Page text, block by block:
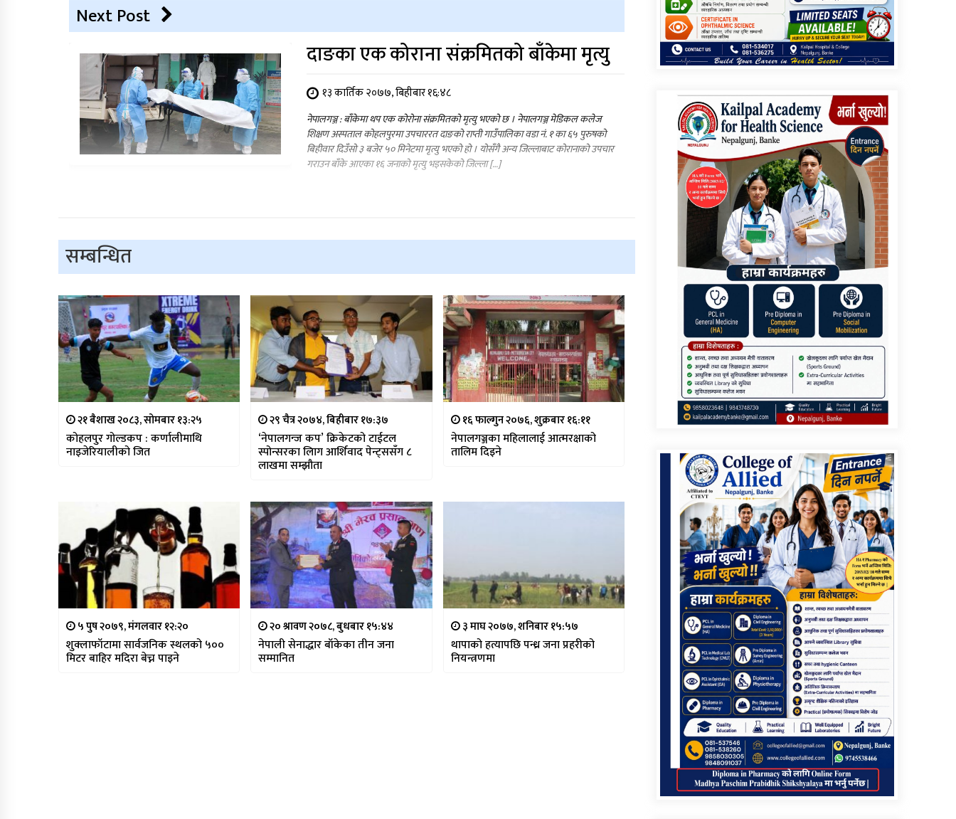
Next Post
दाङका एक कोराना संक्रमितको बाँकेमा मृत्यु
१३ कार्तिक २०७७, बिहीबार १६:४८
नेपालगञ्ज : बाँकेमा थप एक कोरोना संक्रमितको मृत्यु भएको छ । नेपालगञ्ज मेडिकल कलेज
शिक्षण अस्पताल कोहलपुरमा उपचाररत दाङको राप्ती गाउँपालिका वडा नं. १ का ६५ पुरुषको
बिहीवार दिउँसो ३ बजेर ५० मिनेटमा मृत्यु भएको हो । योसँगै अन्य जिल्लाबाट कोरानाको उपचार
गराउन बाँके आएका १६ जनाको मृत्यु भइसकेको जिल्ला […]
सम्बन्धित
२१ बैशाख २०८३, सोमबार १३:२५
कोहलपुर गोल्डकप : कर्णालीमाथि
नाइजेरियालीको जित
२९ चैत्र २०७४, बिहीबार १७:३७
‘नेपालगन्ज कप’ क्रिकेटको टाईटल
स्पोन्सरका लािग आर्शिवाद पेन्ट्ससँग ८
लाखमा सम्झौता
१६ फाल्गुन २०७६, शुक्रबार १६:११
नेपालगञ्जका महिलालाई आत्मरक्षाको
तालिम दिइने
५ पुष २०७९, मंगलवार १२:२०
शुक्लाफाँटामा सार्वजनिक स्थलको ५००
मिटर बाहिर मदिरा बेच्न पाइने
२० श्रावण २०७८, बुधबार १५:४४
नेपाली सेनाद्धार बाँकेका तीन जना
सम्मानित
३ माघ २०७७, शनिबार १५:५७
थापाको हत्यापछि पन्ध्र जना प्रहरीको
नियन्त्रणमा